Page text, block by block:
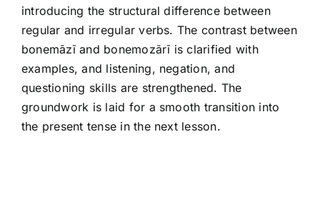
introducing the structural difference between
regular and irregular verbs. The contrast between
bonemāzī and bonemozārī is clarified with
examples, and listening, negation, and
questioning skills are strengthened. The
groundwork is laid for a smooth transition into
the present tense in the next lesson.